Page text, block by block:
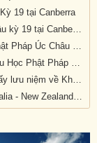
19 tại Canberra
Tường thuật Khóa Tu Học Phật Pháp Úc Châu kỳ 19 tại Canberra
Chân dung Chư Tôn Đức tại Khóa Tu Học Phật Pháp Úc Châu kỳ 19
Chân dung Phật tử học viên tham dự Khóa Tu Học Phật Pháp Úc Châu kỳ 19 tại Canberra
Download hình full size từng Chùa để in ra giấy lưu niệm về Khóa Tu Học Phật Pháp Úc Châu Kỳ 20 (2019) tại Canberra, Úc Châu
(Younger teens) Memories video __The Australia - New Zealand 19th National Summer Retreat in Canberra (27-31 Dec 2019)